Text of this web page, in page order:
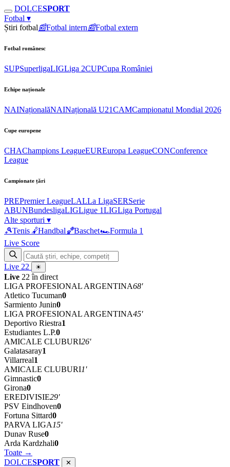
DOLCESPORT
Fotbal ▾
Știri fotbal📰Fotbal intern📰Fotbal extern
Fotbal românesc
SUPSuperligaLIGLiga 2CUPCupa României
Echipe naționale
NAINaționalăNAINațională U21CAMCampionatul Mondial 2026
Cupe europene
CHAChampions LeagueEUREuropa LeagueCONConference
League
Campionate țări
PREPremier LeagueLALLa LigaSERSerie
ABUNBundesligaLIGLigue 1LIGLiga Portugal
Alte sporturi ▾
🎾Tenis 🤾Handbal🏀Baschet🏎Formula 1
Live Score
Live 22 ☀
Live 22 în direct
LIGA PROFESIONAL ARGENTINA68'
Atletico Tucuman0
Sarmiento Junin0
LIGA PROFESIONAL ARGENTINA45'
Deportivo Riestra1
Estudiantes L.P.0
AMICALE CLUBURI26'
Galatasaray1
Villarreal1
AMICALE CLUBURI1'
Gimnastic0
Girona0
EREDIVISIE29'
PSV Eindhoven0
Fortuna Sittard0
PARVA LIGA 15'
Dunav Ruse0
Arda Kardzhali0
Toate →
DOLCESPORT ✕